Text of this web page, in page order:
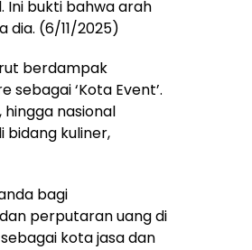
Ini bukti bahwa arah
dia. (6/11/2025)
berdampak
‘Kota Event’.
nasional
bidang kuliner,
bagi
perputaran uang di
kota jasa dan